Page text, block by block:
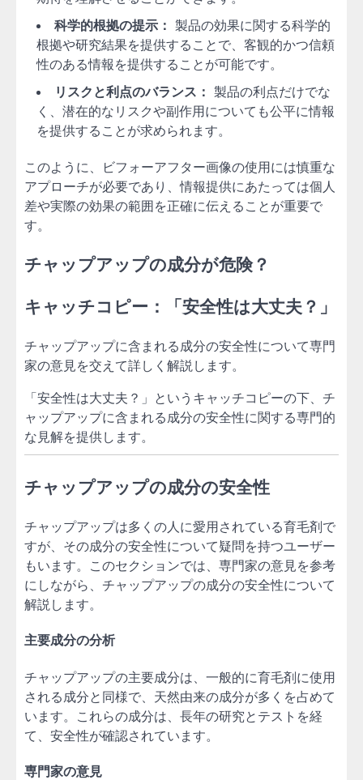
科学的根拠の提示： 製品の効果に関する科学的
根拠や研究結果を提供することで、客観的かつ信頼
性のある情報を提供することが可能です。
リスクと利点のバランス： 製品の利点だけでな
く、潜在的なリスクや副作用についても公平に情報
を提供することが求められます。
このように、ビフォーアフター画像の使用には慎重な
アプローチが必要であり、情報提供にあたっては個人
差や実際の効果の範囲を正確に伝えることが重要で
す。
チャップアップの成分が危険？
キャッチコピー：「安全性は大丈夫？」
チャップアップに含まれる成分の安全性について専門
家の意見を交えて詳しく解説します。
「安全性は大丈夫？」というキャッチコピーの下、チ
ャップアップに含まれる成分の安全性に関する専門的
な見解を提供します。
チャップアップの成分の安全性
チャップアップは多くの人に愛用されている育毛剤で
すが、その成分の安全性について疑問を持つユーザー
もいます。このセクションでは、専門家の意見を参考
にしながら、チャップアップの成分の安全性について
解説します。
主要成分の分析
チャップアップの主要成分は、一般的に育毛剤に使用
される成分と同様で、天然由来の成分が多くを占めて
います。これらの成分は、長年の研究とテストを経
て、安全性が確認されています。
専門家の意見